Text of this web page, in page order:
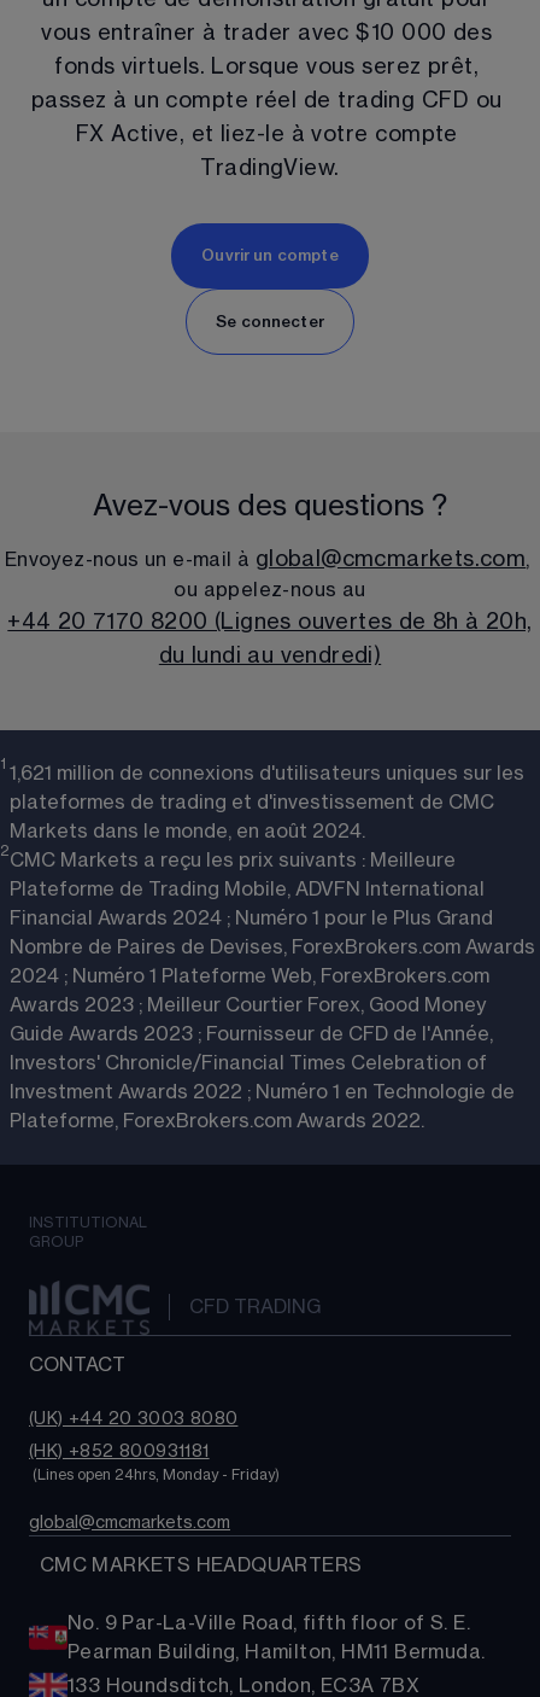
vous entraîner à trader avec $10 000 des
fonds virtuels. Lorsque vous serez prêt,
passez à un compte réel de trading CFD ou
FX Active, et liez-le à votre compte
TradingView.
Ouvrir un compte
Se connecter
Avez-vous des questions ?
Envoyez-nous un e-mail à global@cmcmarkets.com,
ou appelez-nous au
+44 20 7170 8200 (Lignes ouvertes de 8h à 20h,
du lundi au vendredi)
1 1,621 million de connexions d'utilisateurs uniques sur les
plateformes de trading et d'investissement de CMC
Markets dans le monde, en août 2024.
2CMC Markets a reçu les prix suivants : Meilleure
Plateforme de Trading Mobile, ADVFN International
Financial Awards 2024 ; Numéro 1 pour le Plus Grand
Nombre de Paires de Devises, ForexBrokers.com Awards
2024 ; Numéro 1 Plateforme Web, ForexBrokers.com
Awards 2023 ; Meilleur Courtier Forex, Good Money
Guide Awards 2023 ; Fournisseur de CFD de l'Année,
Investors' Chronicle/Financial Times Celebration of
Investment Awards 2022 ; Numéro 1 en Technologie de
Plateforme, ForexBrokers.com Awards 2022.
INSTITUTIONAL
GROUP
CFD TRADING
CONTACT
(UK) +44 20 3003 8080
(HK) +852 800931181
(Lines open 24hrs, Monday - Friday)
global@cmcmarkets.com
  CMC MARKETS HEADQUARTERS
No. 9 Par-La-Ville Road, fifth floor of S. E.
Pearman Building, Hamilton, HM11 Bermuda.
133 Houndsditch, London, EC3A 7BX